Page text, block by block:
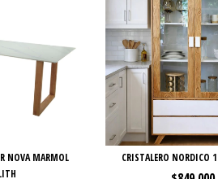
NOVA MARMOL
CRISTALERO NORDICO